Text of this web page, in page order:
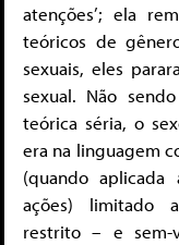
atenções’; ela
teóricos de
sexuais, eles
sexual. Não
teórica séria, o
era na linguagem
(quando
ações) limitado
restrito – e sem-